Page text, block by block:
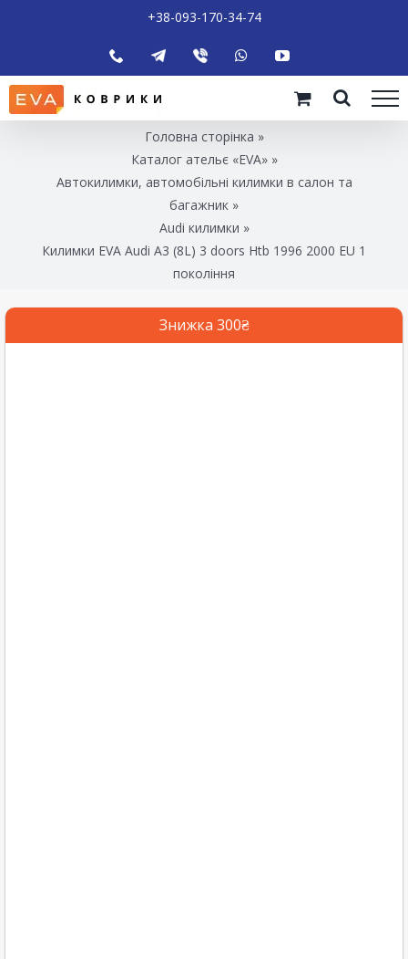
+38-093-170-34-74
Головна сторінка »
Каталог ательє «EVA»»
Автокилимки, автомобільні килимки в салон та
багажник »
Audi килимки »
Килимки EVA Audi A3 (8L) 3 doors Htb 1996 2000 EU 1
покоління
Знижка 300₴